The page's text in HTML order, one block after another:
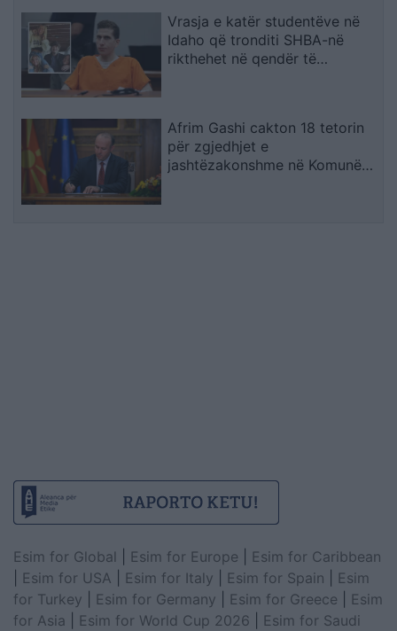
Vrasja e katër studentëve në
Idaho që tronditi SHBA-në
rikthehet në qendër të
Afrim Gashi cakton 18 tetorin
për zgjedhjet e
jashtëzakonshme në Komunën
Esim for Global Esim for Europe
Esim for Caribbean
Esim for USA Esim for Italy Esim for Spain
Esim
for Turkey
Esim for Germany Esim for Greece
Esim
for Asia
Esim for World Cup 2026
Esim for Saudi